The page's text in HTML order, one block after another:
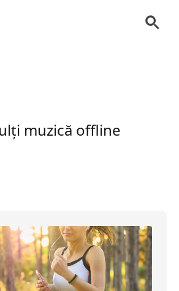
muzică offline